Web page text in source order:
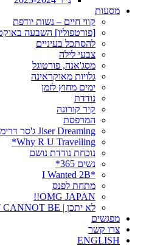
מסעות
קווי חיים – נשות יודפת
[פורטפוליו] השבעה
להסתכל בעיניים
צבעי לילה
מסג'אנה, פורטוגל
גלויות מאוקראינה
ימים מחוץ לזמן
נודדת
קיר קורונה
המרפסת
Jiser Dreaming ג'סר דרימנג
Why R U Travelling*
נוכחת נודדת נושם
נשים 365*
*I Wanted 2B
מתחת לפנס
OMG JAPAN!!
לא יתכן | IT CANNOT BE
מפגשים
צרו קשר
ENGLISH